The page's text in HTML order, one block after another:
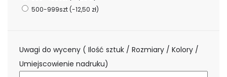
500-999szt(-12,50 zł)
Uwagi do wyceny ( Ilość sztuk / Rozmiary / Kolory /
Umiejscowienie nadruku)